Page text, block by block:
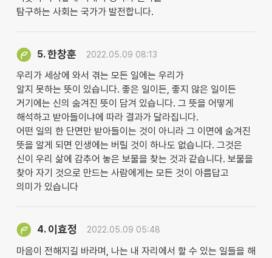
탐구하는 사회는 국가가 발전합니다.
5.한창훈 2022.05.09 08:13
우리가 세상에 와서 겪는 모든 일에는 우리가
알지 못하는 뜻이 있습니다. 좋은 일이든, 좋지 않은 일이든
거기에는 신의 숨겨진 뜻이 담겨 있습니다. 그 뜻을 어떻게
해석하고 받아들이냐에 따라 결과가 달라집니다.
어떤 일의 한 단면만 받아들이는 것이 아니라 그 이면에 숨겨진
뜻을 알게 되면 인생에는 버릴 것이 하나도 없습니다. 그것은
신이 우리 삶에 감추어 놓은 보물을 찾는 것과 같습니다. 보물을
찾아 자기 것으로 만드는 사람에게는 모든 것이 아름답고
의미가 있습니다
4. 이효정 2022.05.09 05:48
마음이 전해지길 바라며, 나는 내 자리에서 할 수 있는 일들을 해